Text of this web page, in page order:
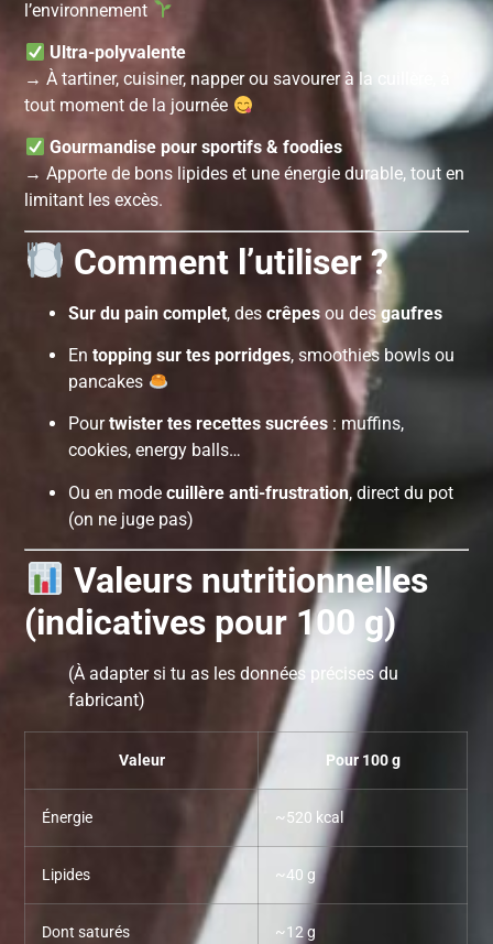
l’environnement
Ultra-polyvalente
→ À tartiner, cuisiner, napper ou savourer à la cuillère, à
tout moment de la journée
Gourmandise pour sportifs & foodies
→ Apporte de bons lipides et une énergie durable, tout en
limitant les excès.
Comment l’utiliser ?
Sur du pain complet, descrêpes ou desgaufres
Entopping sur tes porridges, smoothies bowls ou
pancakes
Pourtwister tes recettes sucrées : muffins,
cookies, energy balls…
Ou en modecuillère anti-frustration, direct du pot
(on ne juge pas)
Valeurs nutritionnelles
(indicatives pour 100 g)
(À adapter si tu as les données précises du
fabricant)
Valeur Pour 100 g
Énergie ~520 kcal
Lipides ~40 g
Dont saturés ~12 g